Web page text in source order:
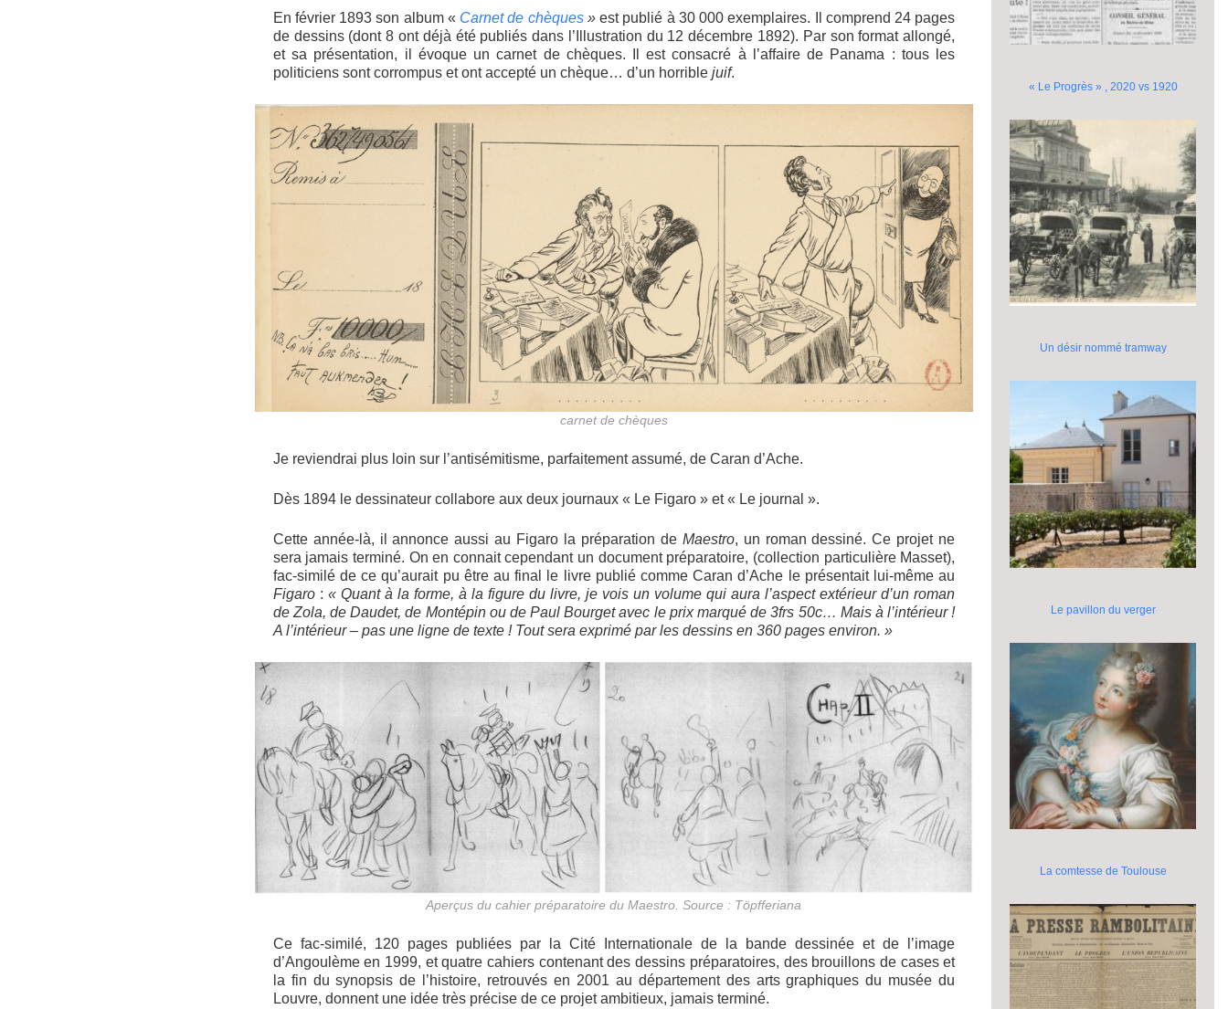
En février 1893 son album « Carnet de chèques»est publié à 30 000 exemplaires. Il comprend 24 pages
de dessins (dont 8 ont déjà été publiés dans l’Illustration du 12 décembre 1892). Par son format allongé,
et sa présentation, il évoque un carnet de chèques. Il est consacré à l’affaire de Panama : tous les
politiciens sont corrompus et ont accepté un chèque… d’un horrible juif.
carnet de chèques
Je reviendrai plus loin sur l’antisémitisme, parfaitement assumé, de Caran d’Ache.
Dès 1894 le dessinateur collabore aux deux journaux « Le Figaro » et « Le journal ».
Cette année-là, il annonce aussi au Figaro la préparation de Maestro, un roman dessiné. Ce projet ne
sera jamais terminé. On en connait cependant un document préparatoire, (collection particulière Masset),
fac-similé de ce qu’aurait pu être au final le livre publié comme Caran d’Ache le présentait lui-même au
Figaro : « Quant à la forme, à la figure du livre, je vois un volume qui aura l’aspect extérieur d’un roman
de Zola, de Daudet, de Montépin ou de Paul Bourget avec le prix marqué de 3frs 50c… Mais à l’intérieur !
A l’intérieur – pas une ligne de texte ! Tout sera exprimé par les dessins en 360 pages environ. »
Aperçus du cahier préparatoire du Maestro. Source : Töpfferiana
Ce fac-similé, 120 pages publiées par la Cité Internationale de la bande dessinée et de l’image
d’Angoulème en 1999, et quatre cahiers contenant des dessins préparatoires, des brouillons de cases et
la fin du synopsis de l’histoire, retrouvés en 2001 au département des arts graphiques du musée du
Louvre, donnent une idée très précise de ce projet ambitieux, jamais terminé.
« Le Progrès » , 2020 vs 1920
Un désir nommé tramway
Le pavillon du verger
La comtesse de Toulouse